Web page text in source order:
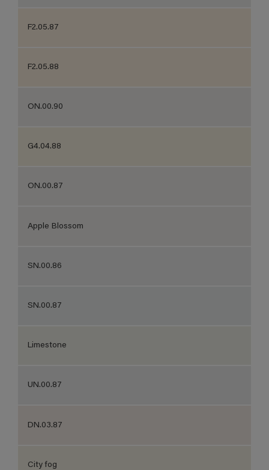
F2.05.87
F2.05.88
ON.00.90
G4.04.88
ON.00.87
Apple Blossom
SN.00.86
SN.00.87
Limestone
UN.00.87
DN.03.87
City fog